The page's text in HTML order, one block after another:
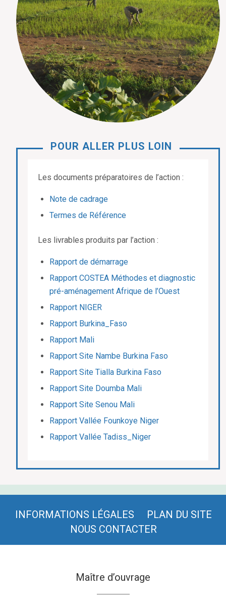
POUR ALLER PLUS LOIN
Les documents préparatoires de l’action :
Note de cadrage
Termes de Référence
Les livrables produits par l’action :
Rapport de démarrage
Rapport COSTEA Méthodes et diagnostic
pré-aménagement Afrique de l’Ouest
Rapport NIGER
Rapport Burkina_Faso
Rapport Mali
Rapport Site Nambe Burkina Faso
Rapport Site Tialla Burkina Faso
Rapport Site Doumba Mali
Rapport Site Senou Mali
Rapport Vallée Founkoye Niger
Rapport Vallée Tadiss_Niger
INFORMATIONS LÉGALES
PLAN DU SITE
NOUS CONTACTER
Maître d’ouvrage